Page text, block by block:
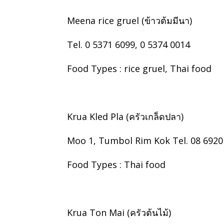
Meena rice gruel (ข้าวต้มมีนา)
Tel. 0 5371 6099, 0 5374 0014
Food Types : rice gruel, Thai food
Krua Kled Pla (ครัวเกล็ดปลา)
Moo 1, Tumbol Rim Kok Tel. 08
Food Types : Thai food
Krua Ton Mai (ครัวต้นไม้)